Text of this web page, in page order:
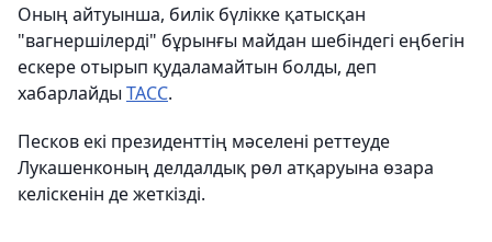
Оның айтуынша, билік бүлікке қатысқан
"вагнершілерді" бұрынғы майдан шебіндегі еңбегін
ескере отырып қудаламайтын болды, деп
хабарлайды ТАСС.
Песков екі президенттің мәселені реттеуде
Лукашенконың делдалдық рөл атқаруына өзара
келіскенін де жеткізді.